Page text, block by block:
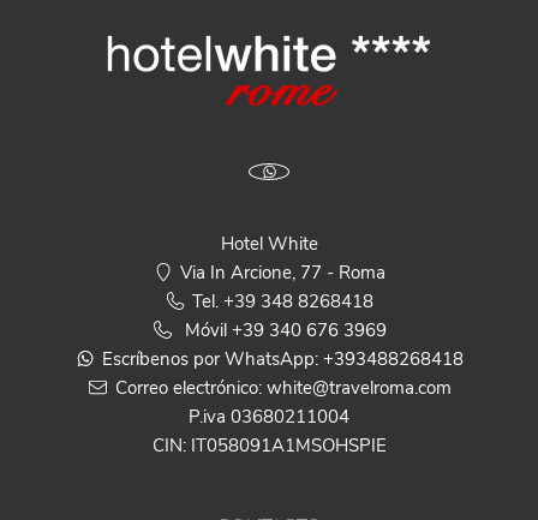
Hotel White
Via In Arcione, 77 - Roma
Tel.+39 348 8268418
Móvil +39 340 676 3969
Escríbenos por WhatsApp:+393488268418
Correo electrónico: white@travelroma.com
P.iva 03680211004
CIN: IT058091A1MSOHSPIE